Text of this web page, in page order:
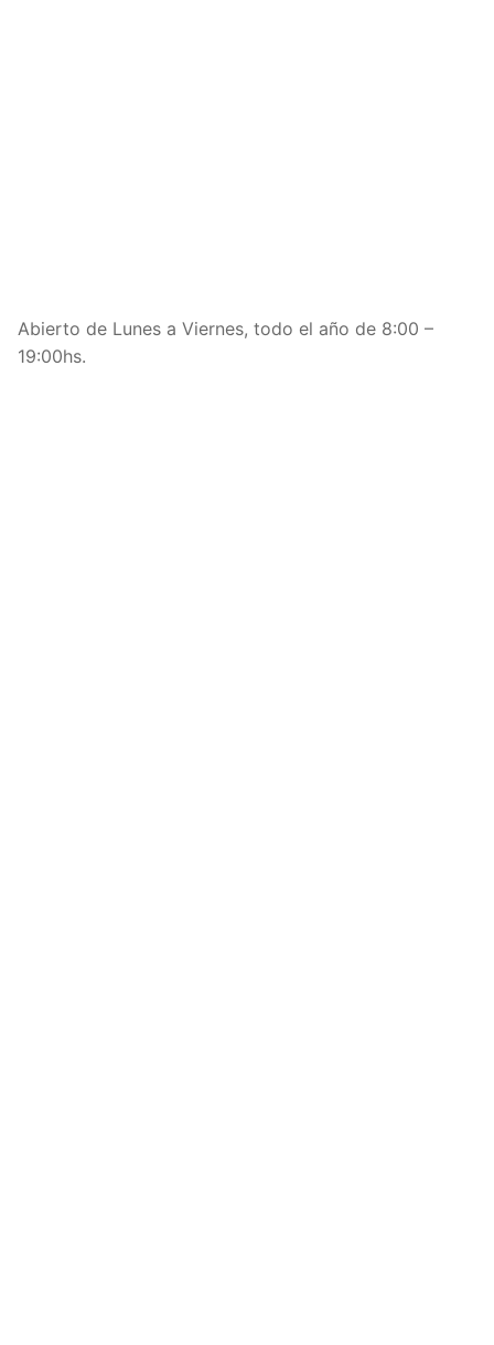
Abierto de Lunes a Viernes, todo el año de 8:00 –
19:00hs.